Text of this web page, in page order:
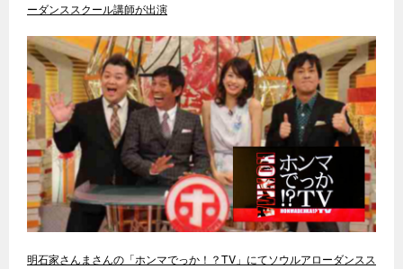
ーダンススクール講師が出演
明石家さんまさんの「ホンマでっか！？TV」にてソウルアローダンスス